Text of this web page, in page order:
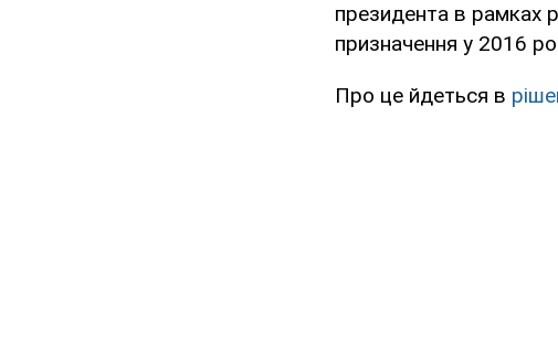
президента в рамках
призначення у 2016
Про це йдеться в